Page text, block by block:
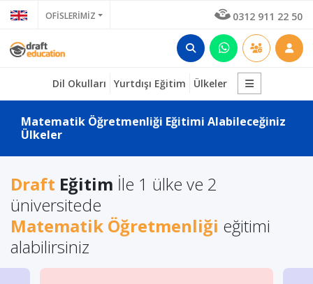
OFİSLERİMİZ 0312 911 22 50
Dil Okulları Yurtdışı Eğitim Ülkeler
Matematik Öğretmenliği Eğitimi Alabileceğiniz
Ülkeler
Draft Eğitim İle 1 ülke ve 2
üniversitede
Matematik Öğretmenliği eğitimi
alabilirsiniz